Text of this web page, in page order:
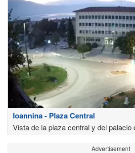
Ioannina - Plaza Central
Vista de la plaza central y del palacio
Advertisement